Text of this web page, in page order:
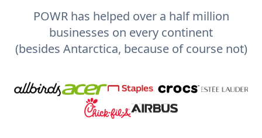
POWR has helped over a half million
businesses on every continent
(besides Antarctica, because of course not)